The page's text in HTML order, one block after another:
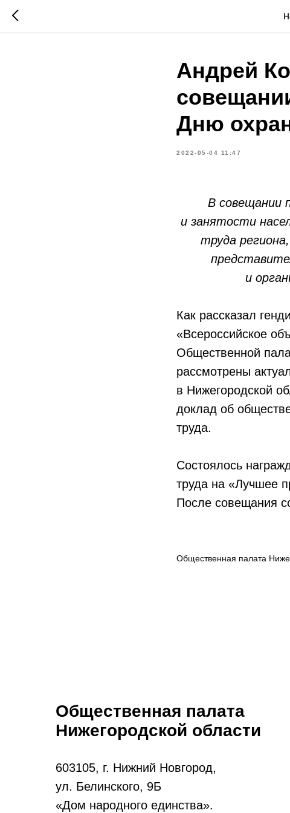
Андрей
Дню
2022-05-04 11:47
В совещании
и занятости
труда
и
Как рассказал
«Всероссийское
Общественной
рассмотрены
в Нижегородской
доклад об
труда.
Состоялось
труда на «Лучшее
После совещания
Общественная палата
Общественная палата
Нижегородской области
603105, г. Нижний Новгород,
ул. Белинского, 9Б
«Дом народного единства».